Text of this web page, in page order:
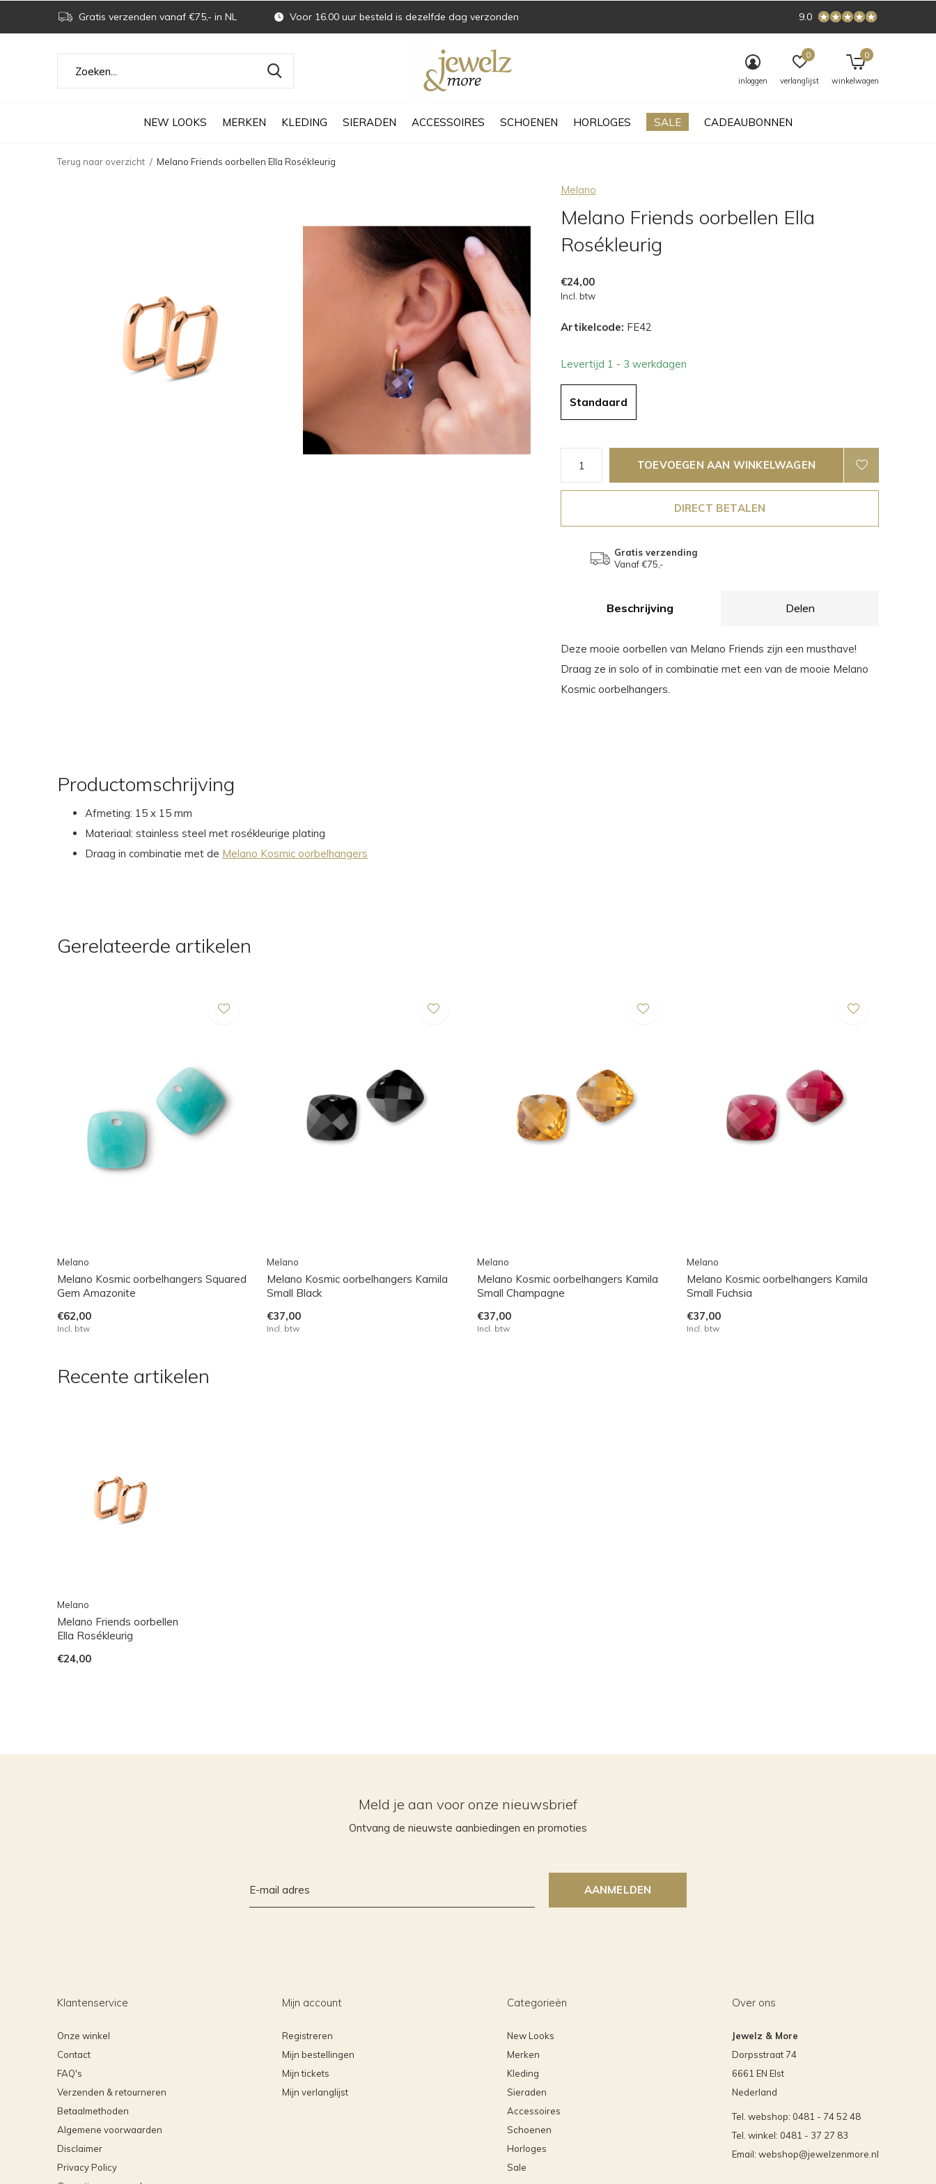
NEW LOOKS MERKEN KLEDING SIERADEN ACCESSOIRES SCHOENEN HORLOGES SALE CADEAUBONNEN
inloggen verlanglijst
0
winkelwagen
0
Gratis verzenden vanaf €75,- in NL Voor 16.00 uur besteld is dezelfde dag verzonden 9.0
Terug naar overzicht Melano Friends oorbellen Ella Rosékleurig
Melano
Melano Friends oorbellen Ella
Rosékleurig
€24,00
Incl. btw
Artikelcode: FE42
Levertijd 1 - 3 werkdagen
Standaard
TOEVOEGEN AAN WINKELWAGEN
DIRECT BETALEN
Gratis verzending
Vanaf €75,-
Beschrijving Delen
Deze mooie oorbellen van Melano Friends zijn een musthave!
Draag ze in solo of in combinatie met een van de mooie Melano
Kosmic oorbelhangers.
Productomschrijving
Afmeting: 15 x 15 mm
Materiaal: stainless steel met rosékleurige plating
Draag in combinatie met de Melano Kosmic oorbelhangers
Gerelateerde artikelen
Melano
Melano Kosmic oorbelhangers Squared
Gem Amazonite
€62,00
Incl. btw
Melano
Melano Kosmic oorbelhangers Kamila
Small Black
€37,00
Incl. btw
Melano
Melano Kosmic oorbelhangers Kamila
Small Champagne
€37,00
Incl. btw
Melano
Melano Kosmic oorbelhangers Kamila
Small Fuchsia
€37,00
Incl. btw
Recente artikelen
Melano
Melano Friends oorbellen
Ella Rosékleurig
€24,00
Meld je aan voor onze nieuwsbrief
Ontvang de nieuwste aanbiedingen en promoties
AANMELDEN
Klantenservice
Onze winkel
Contact
FAQ's
Verzenden & retourneren
Betaalmethoden
Algemene voorwaarden
Disclaimer
Privacy Policy
Mijn account
Registreren
Mijn bestellingen
Mijn tickets
Mijn verlanglijst
Categorieën
New Looks
Merken
Kleding
Sieraden
Accessoires
Schoenen
Horloges
Sale
Over ons
Jewelz & More
Dorpsstraat 74
6661 EN Elst
Nederland
Tel. webshop: 0481 - 74 52 48
Tel. winkel: 0481 - 37 27 83
Email: webshop@jewelzenmore.nl